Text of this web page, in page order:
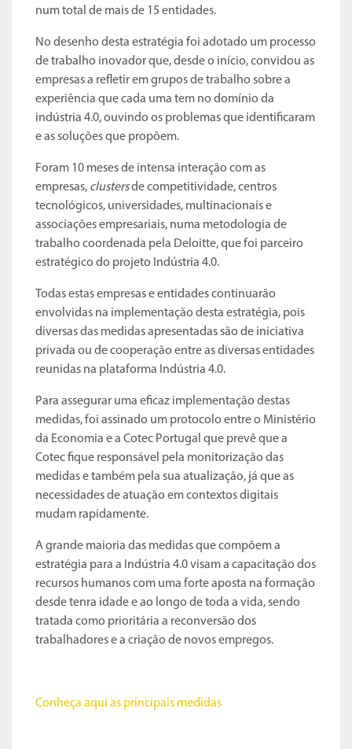
num total de mais de 15 entidades.
No desenho desta estratégia foi adotado um processo
de trabalho inovador que, desde o início, convidou as
empresas a refletir em grupos de trabalho sobre a
experiência que cada uma tem no domínio da
indústria 4.0, ouvindo os problemas que identificaram
e as soluções que propõem.
Foram 10 meses de intensa interação com as
empresas, clustersde competitividade, centros
tecnológicos, universidades, multinacionais e
associações empresariais, numa metodologia de
trabalho coordenada pela Deloitte, que foi parceiro
estratégico do projeto Indústria 4.0.
Todas estas empresas e entidades continuarão
envolvidas na implementação desta estratégia, pois
diversas das medidas apresentadas são de iniciativa
privada ou de cooperação entre as diversas entidades
reunidas na plataforma Indústria 4.0.
Para assegurar uma eficaz implementação destas
medidas, foi assinado um protocolo entre o Ministério
da Economia e a Cotec Portugal que prevê que a
Cotec fique responsável pela monitorização das
medidas e também pela sua atualização, já que as
necessidades de atuação em contextos digitais
mudam rapidamente.
A grande maioria das medidas que compõem a
estratégia para a Indústria 4.0 visam a capacitação dos
recursos humanos com uma forte aposta na formação
desde tenra idade e ao longo de toda a vida, sendo
tratada como prioritária a reconversão dos
trabalhadores e a criação de novos empregos.
Conheça aqui as principais medidas